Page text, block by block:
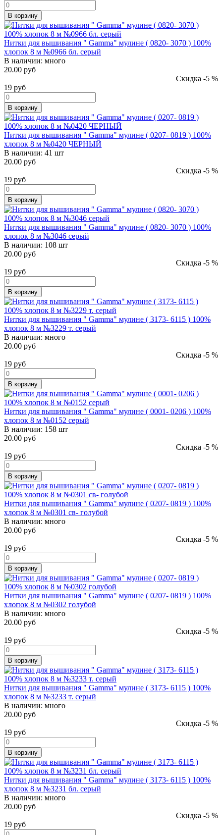
В корзину
Нитки для вышивания " Gamma" мулине ( 0820- 3070 ) 100%
хлопок 8 м №0966 бл. серый
В наличии: много
20.00 руб
Скидка -5 %
19 руб
В корзину
Нитки для вышивания " Gamma" мулине ( 0207- 0819 ) 100%
хлопок 8 м №0420 ЧЕРНЫЙ
В наличии: 41 шт
20.00 руб
Скидка -5 %
19 руб
В корзину
Нитки для вышивания " Gamma" мулине ( 0820- 3070 ) 100%
хлопок 8 м №3046 серый
В наличии: 108 шт
20.00 руб
Скидка -5 %
19 руб
В корзину
Нитки для вышивания " Gamma" мулине ( 3173- 6115 ) 100%
хлопок 8 м №3229 т. серый
В наличии: много
20.00 руб
Скидка -5 %
19 руб
В корзину
Нитки для вышивания " Gamma" мулине ( 0001- 0206 ) 100%
хлопок 8 м №0152 серый
В наличии: 158 шт
20.00 руб
Скидка -5 %
19 руб
В корзину
Нитки для вышивания " Gamma" мулине ( 0207- 0819 ) 100%
хлопок 8 м №0301 св- голубой
В наличии: много
20.00 руб
Скидка -5 %
19 руб
В корзину
Нитки для вышивания " Gamma" мулине ( 0207- 0819 ) 100%
хлопок 8 м №0302 голубой
В наличии: много
20.00 руб
Скидка -5 %
19 руб
В корзину
Нитки для вышивания " Gamma" мулине ( 3173- 6115 ) 100%
хлопок 8 м №3233 т. серый
В наличии: много
20.00 руб
Скидка -5 %
19 руб
В корзину
Нитки для вышивания " Gamma" мулине ( 3173- 6115 ) 100%
хлопок 8 м №3231 бл. серый
В наличии: много
20.00 руб
Скидка -5 %
19 руб